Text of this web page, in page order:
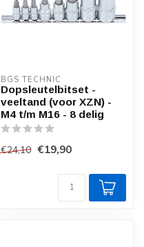
BGS TECHNIC
Dopsleutelbitset -
veeltand (voor XZN) -
M4 t/m M16 - 8 delig
€24,10 €19,90